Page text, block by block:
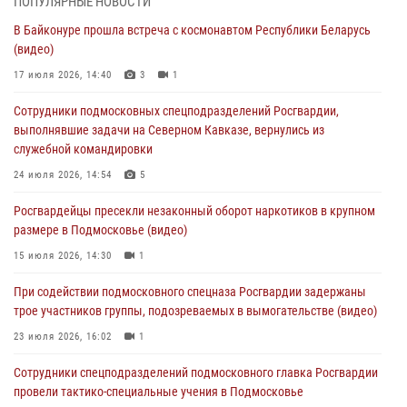
Подмосковье
05 августа 2026, 15:52
подозреваемые в организации незаконной миграции и
изготовлении поддельных документов (видео)
05 августа 2026, 15:48
отработали навыки огневой подготовки на комплексных учениях
04 августа 2026, 12:21 4
сигналам «Тревога» с охраняемых объектов в Подмосковье
04 августа 2026, 12:15
В Байконуре прошла встреча с космонавтом Республики Беларусь
(видео)
17 июля 2026, 14:40 3 1
Сотрудники подмосковных спецподразделений Росгвардии,
выполнявшие задачи на Северном Кавказе, вернулись из
служебной командировки
24 июля 2026, 14:54 5
Росгвардейцы пресекли незаконный оборот наркотиков в крупном
размере в Подмосковье (видео)
15 июля 2026, 14:30 1
При содействии подмосковного спецназа Росгвардии задержаны
трое участников группы, подозреваемых в вымогательстве (видео)
23 июля 2026, 16:02 1
Сотрудники спецподразделений подмосковного главка Росгвардии
провели тактико-специальные учения в Подмосковье